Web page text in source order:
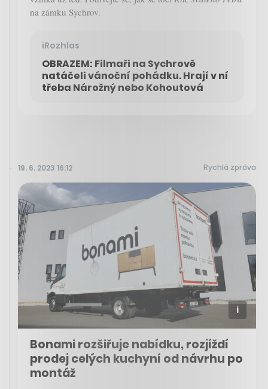
na zámku Sychrov.
iRozhlas
OBRAZEM: Filmaři na Sychrově
natáčeli vánoční pohádku. Hrají v ní
třeba Nárožný nebo Kohoutová
19. 6. 2023 16:12 Rychlá zpráva
Bonami rozšiřuje nabídku, rozjíždí
prodej celých kuchyní od návrhu po
montáž